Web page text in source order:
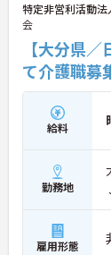
特定非営利活動
会
【大分県
て介護職募
給料
勤務地
雇用形態